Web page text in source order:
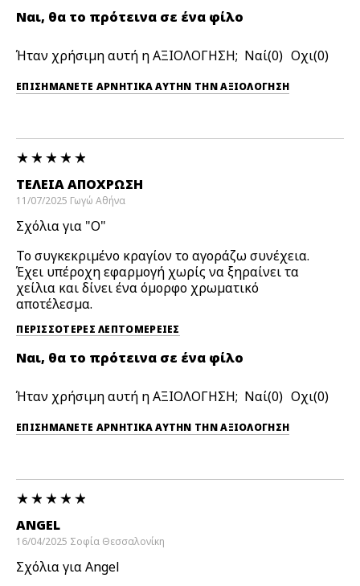
Ναι, θα το πρότεινα σε ένα φίλο
Ήταν χρήσιμη αυτή η ΑΞΙΟΛΟΓΗΣΗ; 0 0
ΕΠΙΣΗΜΆΝΕΤΕ ΑΡΝΗΤΙΚΆ ΑΥΤΉΝ ΤΗΝ ΑΞΙΟΛΟΓΗΣΗ
ΤΈΛΕΙΑ ΑΠΌΧΡΩΣΗ
11/07/2025 Γωγώ Αθήνα
Σχόλια για "O"
Το συγκεκριμένο κραγίον το αγοράζω συνέχεια.
Έχει υπέροχη εφαρμογή χωρίς να ξηραίνει τα
χείλια και δίνει ένα όμορφο χρωματικό
αποτέλεσμα.
ΠΕΡΙΣΣΌΤΕΡΕΣ ΛΕΠΤΟΜΈΡΕΙΕΣ
Ναι, θα το πρότεινα σε ένα φίλο
Ήταν χρήσιμη αυτή η ΑΞΙΟΛΟΓΗΣΗ; 0 0
ΕΠΙΣΗΜΆΝΕΤΕ ΑΡΝΗΤΙΚΆ ΑΥΤΉΝ ΤΗΝ ΑΞΙΟΛΟΓΗΣΗ
ANGEL
16/04/2025 Σοφία Θεσσαλονίκη
Σχόλια για Angel